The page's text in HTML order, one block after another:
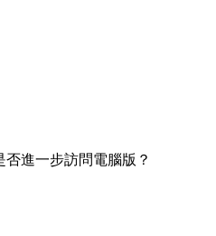
進一步訪問電腦版？